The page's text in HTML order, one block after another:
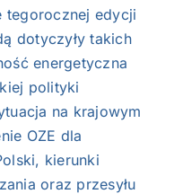
tegorocznej edycji
dotyczyły takich
energetyczna
polityki
na krajowym
OZE dla
kierunki
oraz przesyłu